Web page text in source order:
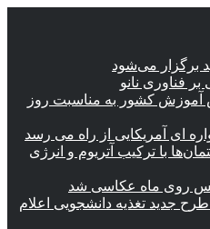
فناوری نانو
کشور به مناسبت روز
ای آمریکایی از راه می رسد
با ترکیب آتریوم و انرژی
روی ماه عکاسی شد
جدید تغذیه دانشجویی اعلام